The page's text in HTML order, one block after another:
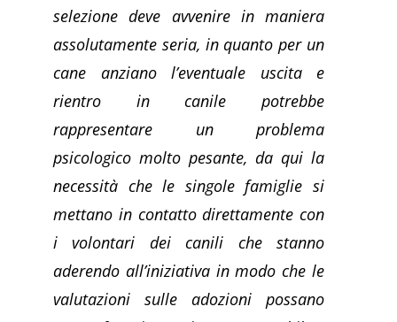
selezione deve avvenire in maniera
assolutamente seria, in quanto per un
cane anziano l’eventuale uscita e
rientro in canile potrebbe
rappresentare un problema
psicologico molto pesante, da qui la
necessità che le singole famiglie si
mettano in contatto direttamente con
i volontari dei canili che stanno
aderendo all’iniziativa in modo che le
valutazioni sulle adozioni possano